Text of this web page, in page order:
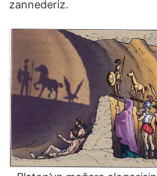
zannederiz.